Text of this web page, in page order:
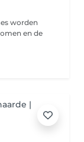
en de